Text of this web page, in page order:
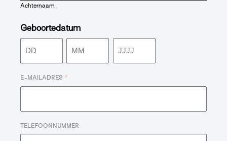
Achternaam
Geboortedatum
Dag Maand Jaar
E-MAILADRES *
TELEFOONNUMMER